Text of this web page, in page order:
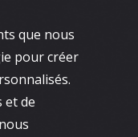
que nous
pour créer
et de